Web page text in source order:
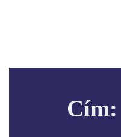
Cím: